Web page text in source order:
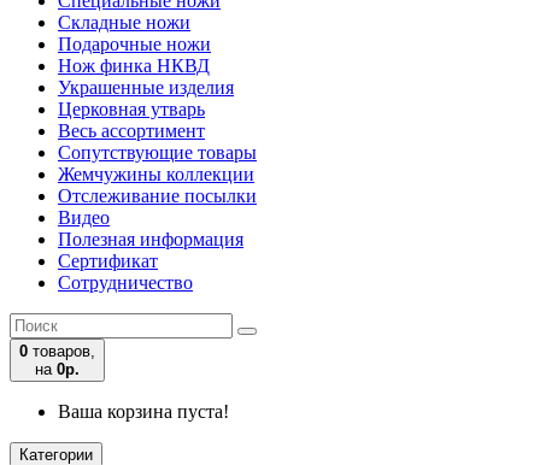
Складные ножи
Подарочные ножи
Нож финка НКВД
Украшенные изделия
Церковная утварь
Весь ассортимент
Сопутствующие товары
Жемчужины коллекции
Отслеживание посылки
Видео
Полезная информация
Сертификат
Сотрудничество
0 товаров,
на 0р.
Ваша корзина пуста!
Категории